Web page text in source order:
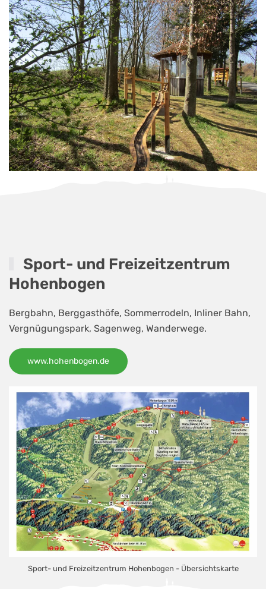
Sport- und Freizeitzentrum
Hohenbogen
Bergbahn, Berggasthöfe, Sommerrodeln, Inliner Bahn,
Vergnügungspark, Sagenweg, Wanderwege.
www.hohenbogen.de
Sport- und Freizeitzentrum Hohenbogen - Übersichtskarte